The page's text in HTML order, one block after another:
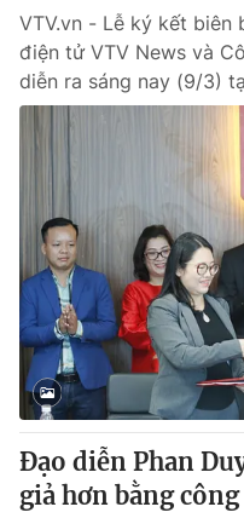
Hậu trường
Nhân vật
Khán giả
Điện ảnh
Âm nhạc
Sao
Đời sống
Du lịch
Chất lượng cuộc sống
Giáo dục
Học trực tuyến
Hitech Công nghệ
Sản phẩm
Thị trường
Tư vấn
Giao lưu trực tuyến
Lịch phát sóng
Chuyên mục khác
Emagazine
VTV.vn - Lễ ký kết biên
điện tử VTV News và
diễn ra sáng nay (9/3)
Đạo diễn Phan
giả hơn bằng